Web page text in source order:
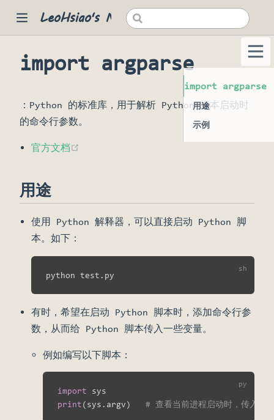
LeoHsiao's Notes
window)
import argparse
：Python 的标准库，用于解析 Python 脚本启动时
的命令行参数。
官方文档
用途
使用 Python 解释器，可以直接启动 Python 脚
本。如下：
有时，希望在启动 Python 脚本时，添加命令行参
数，从而给 Python 脚本传入一些变量。
例如编写以下脚本：
import
print(sys . argv) # 查看当前进程启动时，传入的
import argparse
用途
示例